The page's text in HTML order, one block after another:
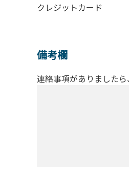
クレジットカード
備考欄
連絡事項がありました